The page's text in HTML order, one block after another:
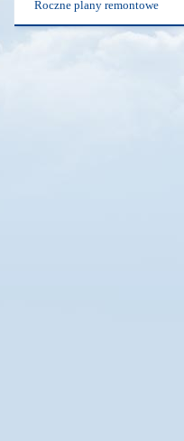
Roczne plany remontowe